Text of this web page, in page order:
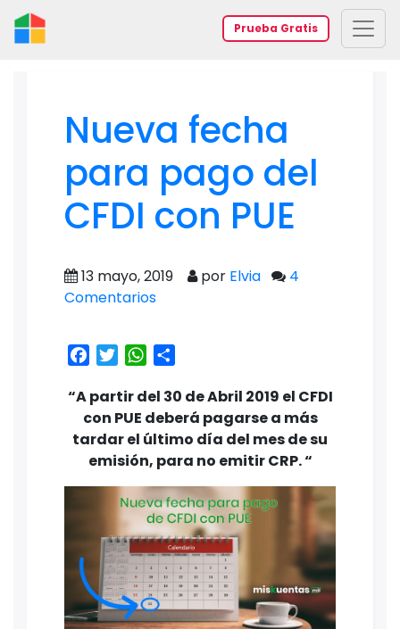
Prueba Gratis
Nueva fecha
para pago del
CFDI con PUE
13 mayo, 2019 por Elvia
4
Comentarios
Facebook
TwitterWhatsApp
“A partir del 30 de Abril 2019 el CFDI
con PUE deberá pagarse a más
tardar el último día del mes de su
emisión, para no emitir CRP. “